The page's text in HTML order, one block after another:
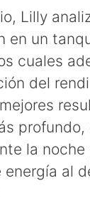
Lilly
en un
cuales
del
la
al